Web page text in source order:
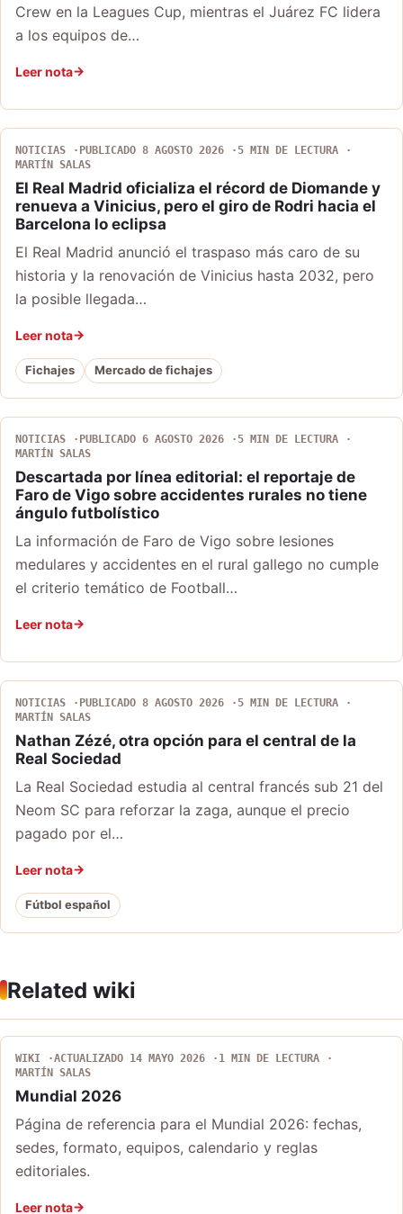
Crew en la Leagues Cup, mientras el Juárez FC lidera
a los equipos de…
Leer nota
NOTICIAS PUBLICADO 8 AGOSTO 2026
5 MIN DE LECTURA
MARTÍN SALAS
El Real Madrid oficializa el récord de Diomande y
renueva a Vinicius, pero el giro de Rodri hacia el
Barcelona lo eclipsa
El Real Madrid anunció el traspaso más caro de su
historia y la renovación de Vinicius hasta 2032, pero
la posible llegada…
Leer nota
Fichajes Mercado de fichajes
NOTICIAS PUBLICADO 6 AGOSTO 2026
5 MIN DE LECTURA
MARTÍN SALAS
Descartada por línea editorial: el reportaje de
Faro de Vigo sobre accidentes rurales no tiene
ángulo futbolístico
La información de Faro de Vigo sobre lesiones
medulares y accidentes en el rural gallego no cumple
el criterio temático de Football…
Leer nota
NOTICIAS PUBLICADO 8 AGOSTO 2026
5 MIN DE LECTURA
MARTÍN SALAS
Nathan Zézé, otra opción para el central de la
Real Sociedad
La Real Sociedad estudia al central francés sub 21 del
Neom SC para reforzar la zaga, aunque el precio
pagado por el…
Leer nota
Fútbol español
Related wiki
WIKI ACTUALIZADO 14 MAYO 2026
1 MIN DE LECTURA
MARTÍN SALAS
Mundial 2026
Página de referencia para el Mundial 2026: fechas,
sedes, formato, equipos, calendario y reglas
editoriales.
Leer nota